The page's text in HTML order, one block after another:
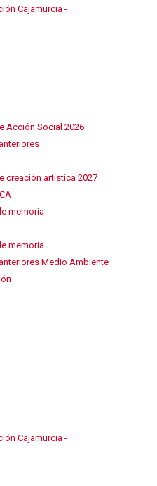
Acción Social 2026
creación artística 2027
memoria
memoria
Medio Ambiente